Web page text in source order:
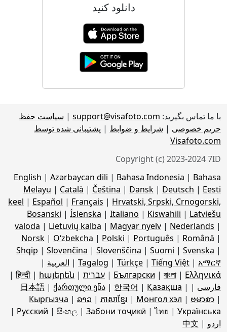
دانلود کنید
با ما تماس بگیرید: support@visafoto.com
| سیاست حفظ
حریم خصوصی | شرایط و ضوابط | پشتیبانی شده توسط
Visafoto.com
Copyright (c) 2023-2024 7ID
English | Azərbaycan dili | Bahasa Indonesia | Bahasa
Melayu | Català | Čeština | Dansk | Deutsch | Eesti
keel | Español | Français | Hrvatski, Srpski, Crnogorski,
Bosanski | Íslenska | Italiano | Kiswahili | Latviešu
valoda | Lietuvių kalba | Magyar nyelv | Nederlands |
Norsk | Oʻzbekcha | Polski | Português | Română |
Shqip | Slovenčina | Slovenščina | Suomi | Svenska |
Tagalog | Türkçe | Tiếng Việt | አማርኛ
| العربية |
Български | বাংলা | Ελληνικά
| עברית |
हिन्दी | հայերեն
|
فارسی |
日本語 | ქართული ენა | 한국어 | Қазақша |
Кыргызча | ລາວ | ភាសាខ្មែរ | Монгол хэл | ဗမာစာ |
Русский | සිංහල | Забони тоҷикӣ |ไทย | Українська
|
اردو |
中文